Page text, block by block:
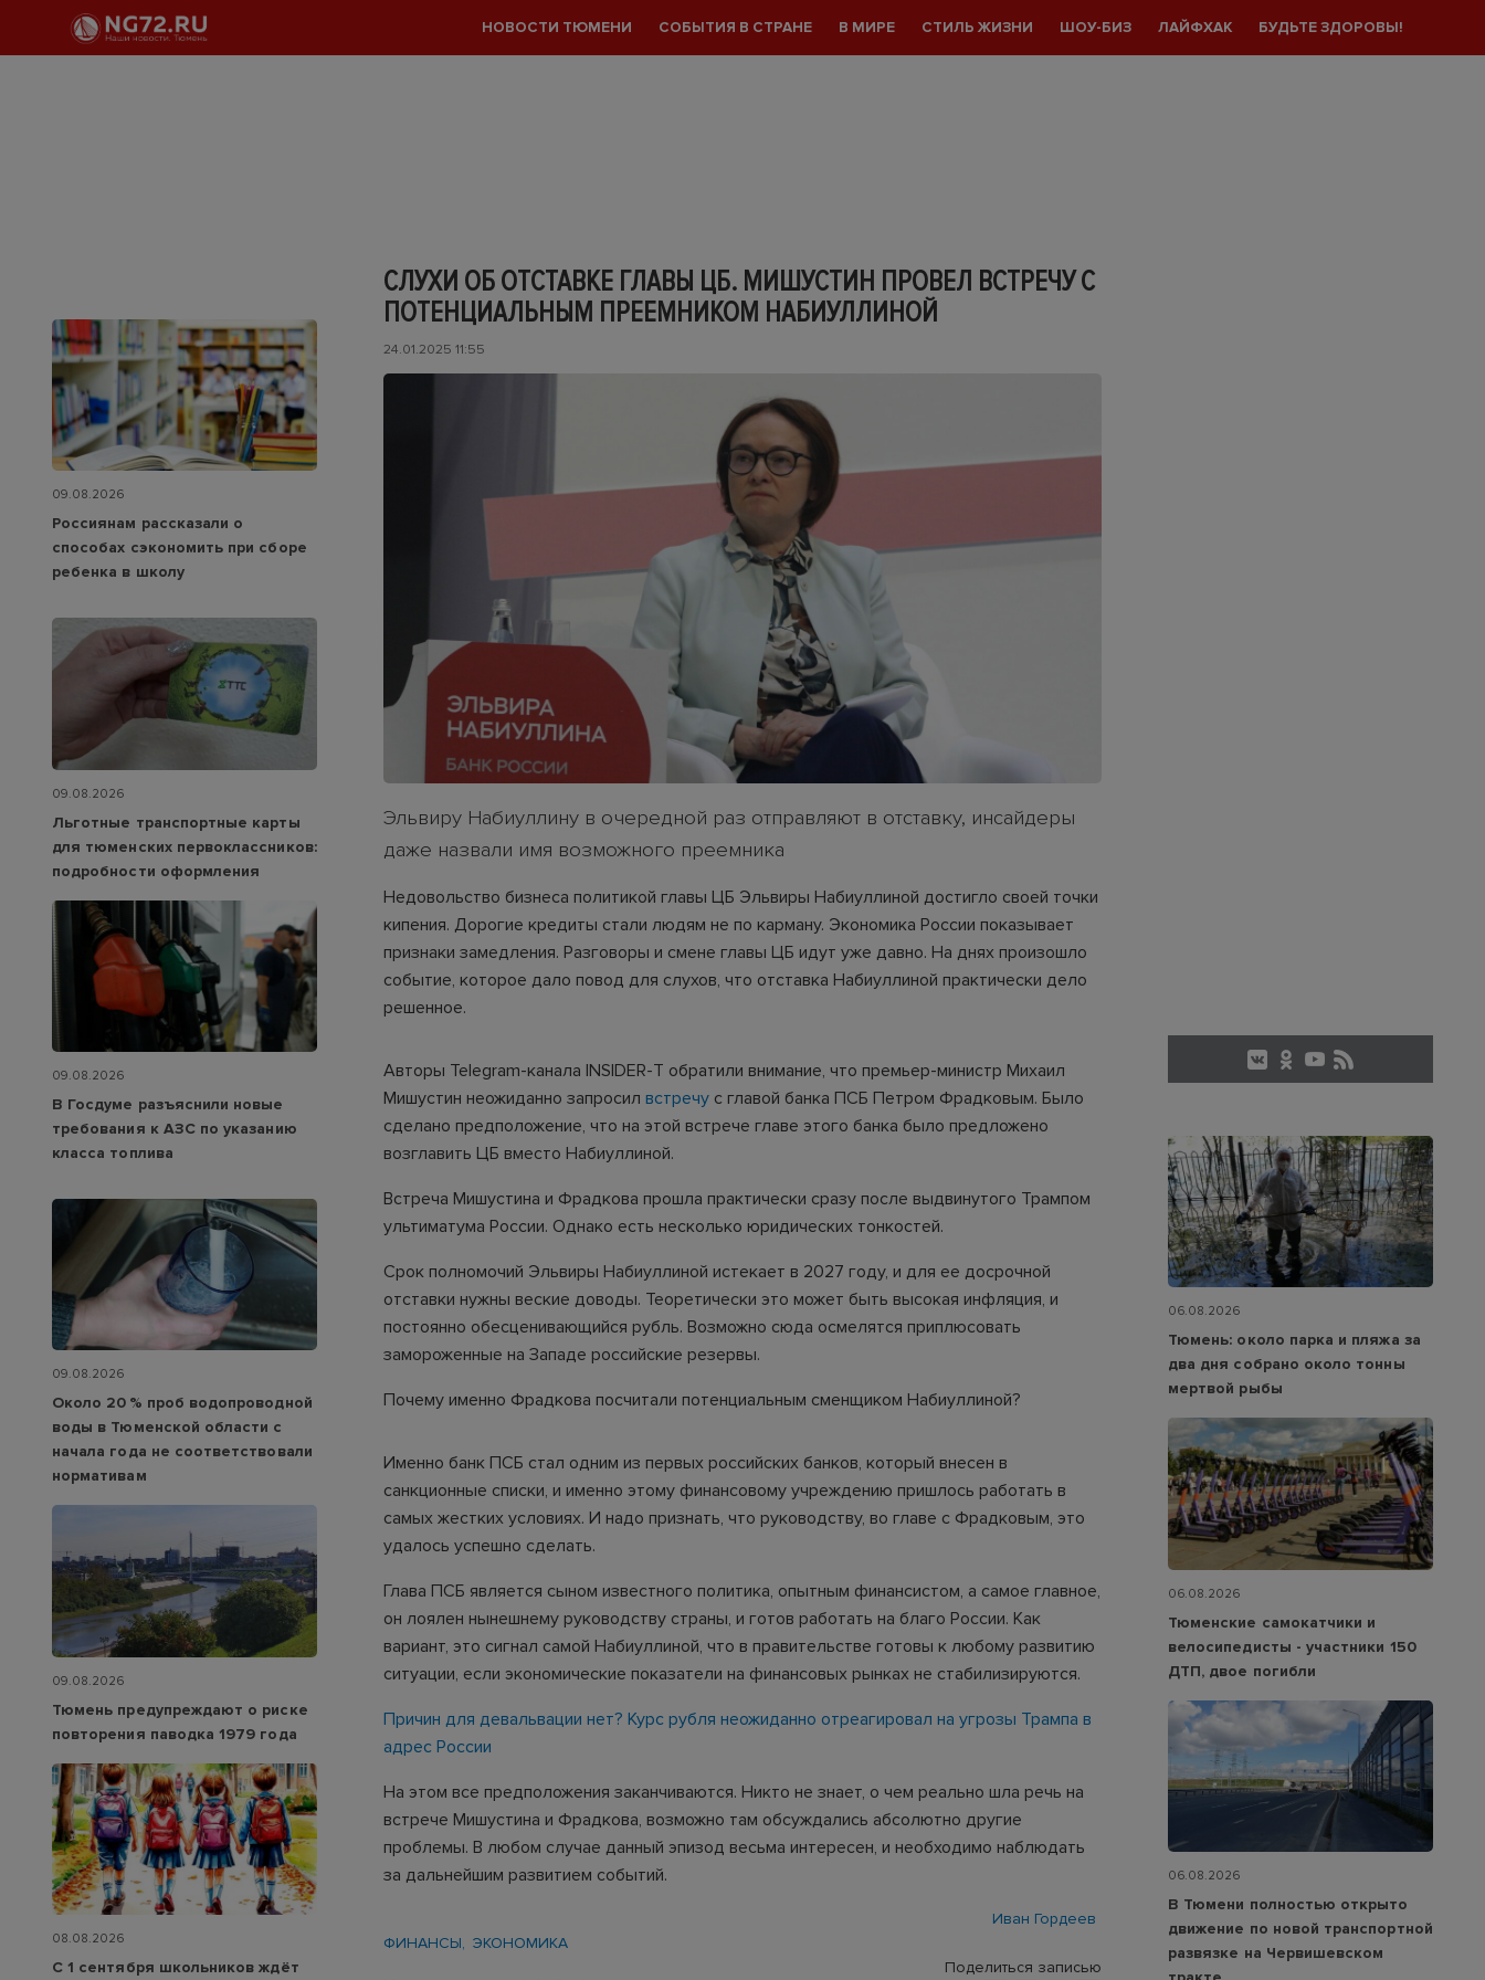
НОВОСТИ ТЮМЕНИ СОБЫТИЯ В СТРАНЕ В МИРЕ СТИЛЬ ЖИЗНИ ШОУ-БИЗ ЛАЙФХАК БУДЬТЕ ЗДОРОВЫ!
СЛУХИ ОБ ОТСТАВКЕ ГЛАВЫ ЦБ. МИШУСТИН ПРОВЕЛ ВСТРЕЧУ С
ПОТЕНЦИАЛЬНЫМ ПРЕЕМНИКОМ НАБИУЛЛИНОЙ
24.01.2025 11:55
Эльвиру Набиуллину в очередной раз отправляют в отставку, инсайдеры
даже назвали имя возможного преемника
Недовольство бизнеса политикой главы ЦБ Эльвиры Набиуллиной достигло своей точки
кипения. Дорогие кредиты стали людям не по карману. Экономика России показывает
признаки замедления. Разговоры и смене главы ЦБ идут уже давно. На днях произошло
событие, которое дало повод для слухов, что отставка Набиуллиной практически дело
решенное.
Авторы Telegram-канала INSIDER-T обратили внимание, что премьер-министр Михаил
Мишустин неожиданно запросил встречу с главой банка ПСБ Петром Фрадковым. Было
сделано предположение, что на этой встрече главе этого банка было предложено
возглавить ЦБ вместо Набиуллиной.
Встреча Мишустина и Фрадкова прошла практически сразу после выдвинутого Трампом
ультиматума России. Однако есть несколько юридических тонкостей.
Срок полномочий Эльвиры Набиуллиной истекает в 2027 году, и для ее досрочной
отставки нужны веские доводы. Теоретически это может быть высокая инфляция, и
постоянно обесценивающийся рубль. Возможно сюда осмелятся приплюсовать
замороженные на Западе российские резервы.
Почему именно Фрадкова посчитали потенциальным сменщиком Набиуллиной?
Именно банк ПСБ стал одним из первых российских банков, который внесен в
санкционные списки, и именно этому финансовому учреждению пришлось работать в
самых жестких условиях. И надо признать, что руководству, во главе с Фрадковым, это
удалось успешно сделать.
Глава ПСБ является сыном известного политика, опытным финансистом, а самое главное,
он лоялен нынешнему руководству страны, и готов работать на благо России. Как
вариант, это сигнал самой Набиуллиной, что в правительстве готовы к любому развитию
ситуации, если экономические показатели на финансовых рынках не стабилизируются.
Причин для девальвации нет? Курс рубля неожиданно отреагировал на угрозы Трампа в
адрес России
На этом все предположения заканчиваются. Никто не знает, о чем реально шла речь на
встрече Мишустина и Фрадкова, возможно там обсуждались абсолютно другие
проблемы. В любом случае данный эпизод весьма интересен, и необходимо наблюдать
за дальнейшим развитием событий.
Иван Гордеев
ФИНАНСЫ
ЭКОНОМИКА
Поделиться записью
09.08.2026
Россиянам рассказали о
способах сэкономить при сборе
ребенка в школу
09.08.2026
Льготные транспортные карты
для тюменских первоклассников:
подробности оформления
09.08.2026
В Госдуме разъяснили новые
требования к АЗС по указанию
класса топлива
09.08.2026
Около 20 % проб водопроводной
воды в Тюменской области с
начала года не соответствовали
нормативам
09.08.2026
Тюмень предупреждают о риске
повторения паводка 1979 года
08.08.2026
С 1 сентября школьников ждёт
06.08.2026
Тюмень: около парка и пляжа за
два дня собрано около тонны
мертвой рыбы
06.08.2026
Тюменские самокатчики и
велосипедисты - участники 150
ДТП, двое погибли
06.08.2026
В Тюмени полностью открыто
движение по новой транспортной
развязке на Червишевском